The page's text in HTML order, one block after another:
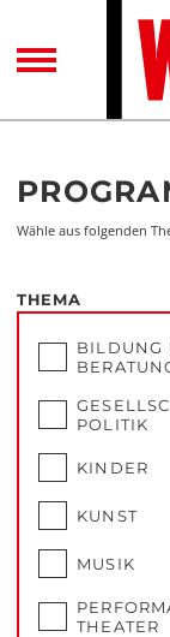
Programm
Wähle aus folgenden
THEMA
BILDUNG
POLITIK
KINDER
KUNST
MUSIK
THEATER